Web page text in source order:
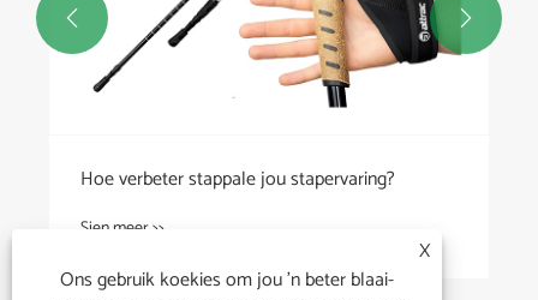
Hoe verbeter stappale jou stapervaring?
Sien meer >>
 
X
Ons gebruik koekies om jou 'n beter blaai-